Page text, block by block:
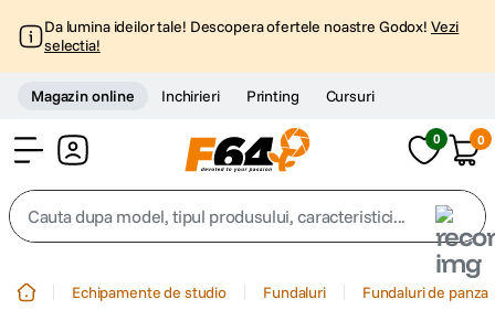
Da lumina ideilor tale! Descopera ofertele noastre Godox! Vezi
selectia!
Magazin online Inchirieri Printing Cursuri
0 0
Cauta dupa model, tipul produsului, caracteristici...
Echipamente de studio Fundaluri Fundaluri de panza